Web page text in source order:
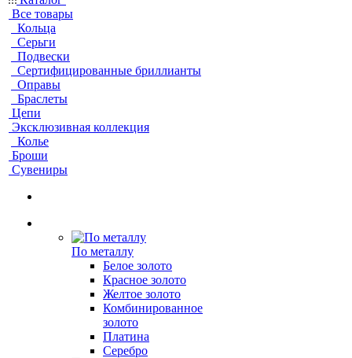
Все товары
Кольца
Серьги
Подвески
Сертифицированные бриллианты
Оправы
Браслеты
Цепи
Эксклюзивная коллекция
Колье
Броши
Сувениры
По металлу
Белое золото
Красное золото
Желтое золото
Комбинированное
золото
Платина
Серебро